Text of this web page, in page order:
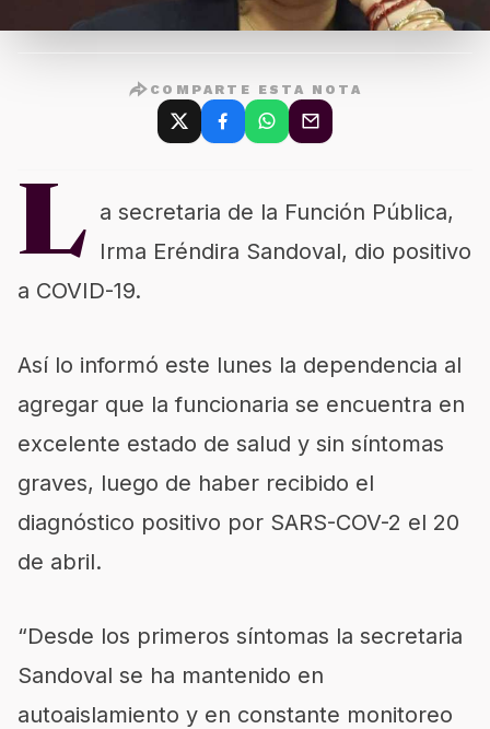
COMPARTE ESTA NOTA
L a secretaria de la Función Pública,
Irma Eréndira Sandoval, dio positivo
a COVID-19.
Así lo informó este lunes la dependencia al
agregar que la funcionaria se encuentra en
excelente estado de salud y sin síntomas
graves, luego de haber recibido el
diagnóstico positivo por SARS-COV-2 el 20
de abril.
“Desde los primeros síntomas la secretaria
Sandoval se ha mantenido en
autoaislamiento y en constante monitoreo